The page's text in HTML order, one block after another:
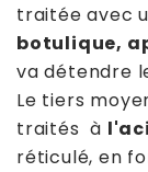
traitée avec
botulique,
va détendre
Le tiers
traités à
réticulé, en